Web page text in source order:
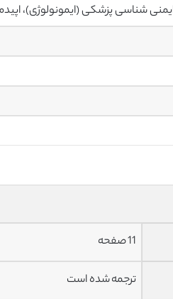
شناسی پزشکی (ایمونولوژی)،
11 صفحه
ترجمه شده است